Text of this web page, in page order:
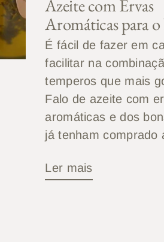
Azeite com Ervas
Aromáticas para
É fácil de fazer em
facilitar na
temperos que mais
Falo de azeite com
aromáticas e dos
já tenham comprado
Ler mais